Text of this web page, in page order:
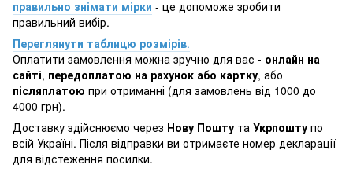
правильно знімати мірки - це допоможе зробити
правильний вибір.
Переглянути таблицю розмірів.
Оплатити замовлення можна зручно для вас - онлайн на
сайті, передоплатою на рахунок або картку, або
післяплатою при отриманні (для замовлень від 1000 до
4000 грн).
Доставку здійснюємо через Нову Пошту та Укрпошту по
всій Україні. Після відправки ви отримаєте номер декларації
для відстеження посилки.